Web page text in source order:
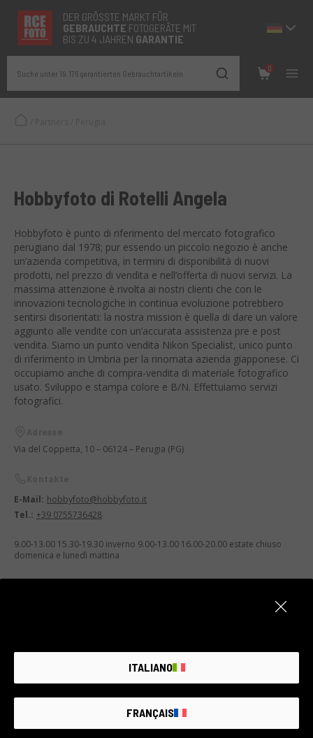
DER GRÖSSTE MARKT FÜR
GEBRAUCHTE FOTOGERÄTE MIT
BIS ZU 4 JAHREN GARANTIE
Suche unter 19.176 garantierten Gebrauchtartikeln
0
Hobbyfoto di Rotelli Angela
Hobbyfoto è punto di riferimento del mercato fotografico
perugiano dal 1978; pur essendo un piccolo negozio è anche
un’azienda competitiva, in termini di disponibilità di nuovi
prodotti, nel prezzo di vendita e nell’offerta di nuovi servizi. La
massima attenzione è rivolta ai nostri clienti che con le
innovazioni tecnologiche in continua evoluzione potrebbero
sentirsi disorientati: la nostra mission è quella di dare un valore
aggiunto alle vendite con un’accurata assistenza pre e post
vendita. Siamo un punto vendita Nikon Specialist, unico punto
di riferimento in Umbria per la rinomata azienda giapponese. Ci
occupiamo anche di compra-vendita di materiale fotografico
usato. Sviluppo e stampa colore e B/N. Effettuiamo servizi
fotografici.
Via del Coppetta, 10 – 06124 – Perugia (PG)
E-Mail: hobbyfoto@hobbyfoto.it
Tel.: +39 0755736428
9.00-13.00 15.30-19.30 inverno 9.00-13.00 16.00-20.00 estate chiuso
domenica e lunedì mattina
ITALIANO
FRANÇAIS